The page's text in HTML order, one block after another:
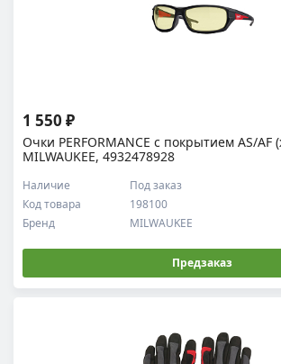
Очки PERFORMANCE с покрытием AS/AF
MILWAUKEE, 4932478928
Код товара 198100
Наличие Под заказ
Бренд MILWAUKEE
1 550 ₽
Предзаказ